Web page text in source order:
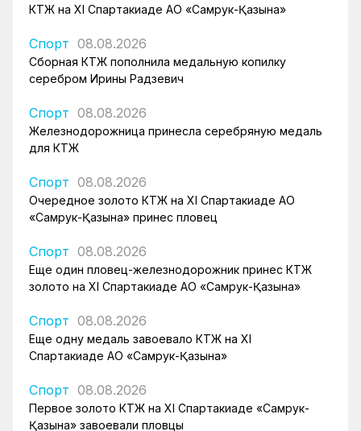
КТЖ на XI Спартакиаде АО «Самрук-Қазына»
Спорт 08.08.2026
Сборная КТЖ пополнила медальную копилку
серебром Ирины Радзевич
Спорт 08.08.2026
Железнодорожница принесла серебряную медаль
для КТЖ
Спорт 08.08.2026
Очередное золото КТЖ на XI Спартакиаде АО
«Самрук-Қазына» принес пловец
Спорт 08.08.2026
Еще один пловец-железнодорожник принес КТЖ
золото на XI Спартакиаде АО «Самрук-Қазына»
Спорт 08.08.2026
Еще одну медаль завоевало КТЖ на XI
Спартакиаде АО «Самрук-Қазына»
Спорт 08.08.2026
Первое золото КТЖ на XI Спартакиаде «Самрук-
Қазына» завоевали пловцы